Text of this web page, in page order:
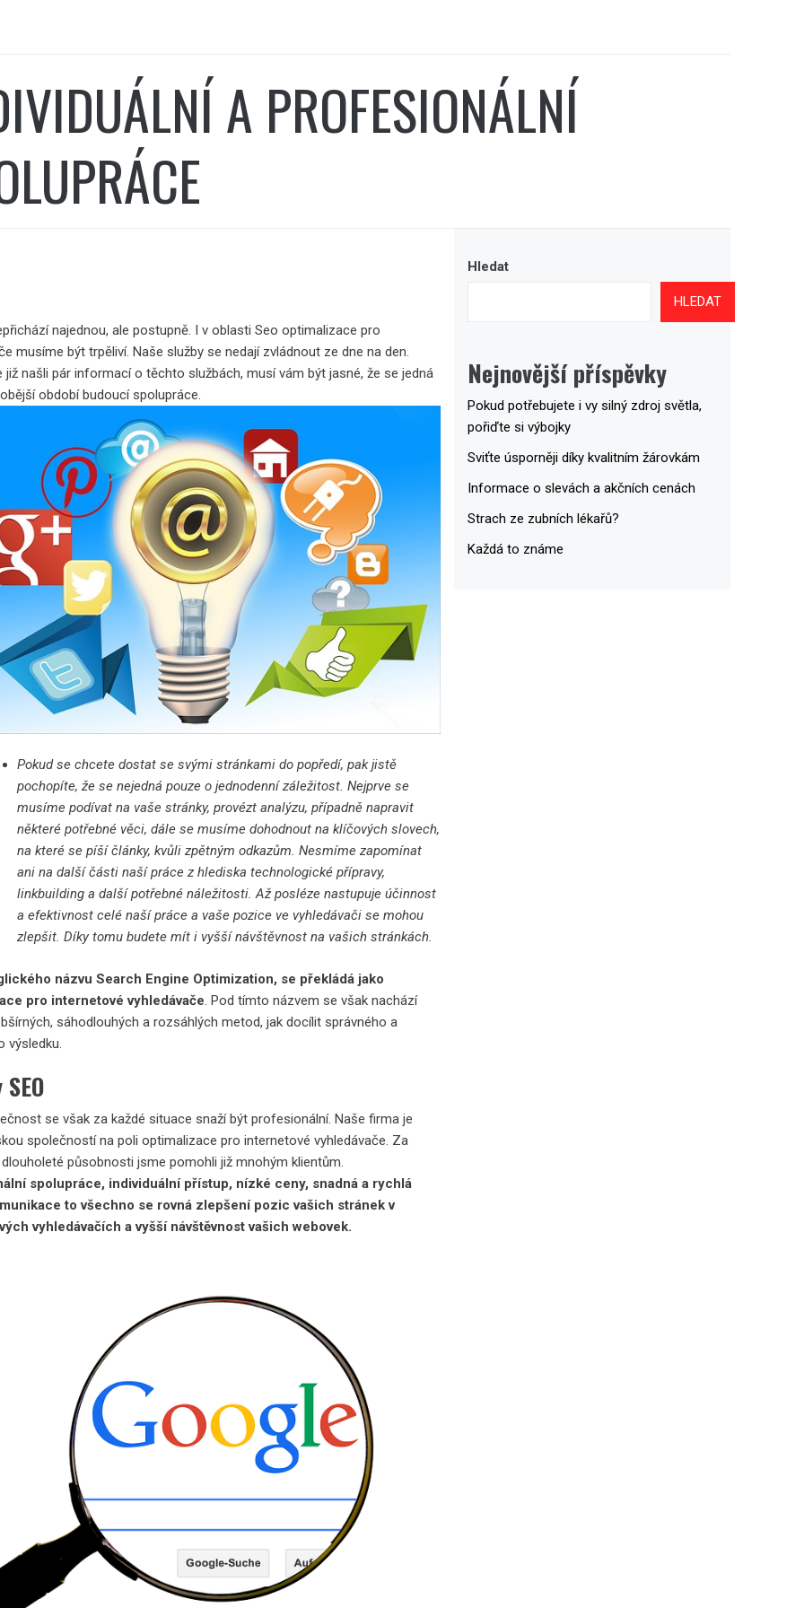
A PROFESIONÁLNÍ
najednou, ale postupně. I v oblastiSeo optimalizace pro
musíme být trpěliví. Naše služby se nedají zvládnout ze dne na den.
již našli pár informací o těchto službách, musí vám být jasné, že se jedná
období budoucí spolupráce.
Pokud se chcete dostat se svými stránkami do popředí, pak jistě
pochopíte, že se nejedná pouze o jednodenní záležitost. Nejprve se
musíme podívat na vaše stránky, provézt analýzu, případně napravit
některé potřebné věci, dále se musíme dohodnout na klíčových slovech,
na které se píší články, kvůli zpětným odkazům. Nesmíme zapomínat
ani na další části naší práce z hlediska technologické přípravy,
linkbuilding a další potřebné náležitosti. Až posléze nastupuje účinnost
a efektivnost celé naší práce a vaše pozice ve vyhledávači se mohou
zlepšit. Díky tomu budete mít i vyšší návštěvnost na vašich stránkách.
názvu Search Engine Optimization, se překládá jako
pro internetové vyhledávače. Pod tímto názvem se však nachází
sáhodlouhých a rozsáhlých metod, jak docílit správného a
výsledku.
se však za každé situace snaží být profesionální. Naše firma je
společností na poli optimalizace pro internetové vyhledávače. Za
působnosti jsme pomohli již mnohým klientům.
spolupráce, individuální přístup, nízké ceny, snadná a rychlá
to všechno se rovná zlepšení pozic vašich stránek v
vyhledávačích a vyšší návštěvnost vašich webovek.
Hledat
HLEDAT
Nejnovější příspěvky
Pokud potřebujete i vy silný zdroj světla,
pořiďte si výbojky
Sviťte úsporněji díky kvalitním žárovkám
Informace o slevách a akčních cenách
Strach ze zubních lékařů?
Každá to známe